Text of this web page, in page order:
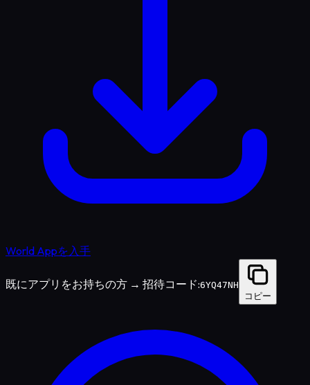
World Appを入手
既にアプリをお持ちの方 → 招待コード:6YQ47NH
コピー